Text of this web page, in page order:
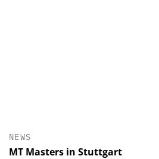
NEWS
MT Masters in Stuttgart